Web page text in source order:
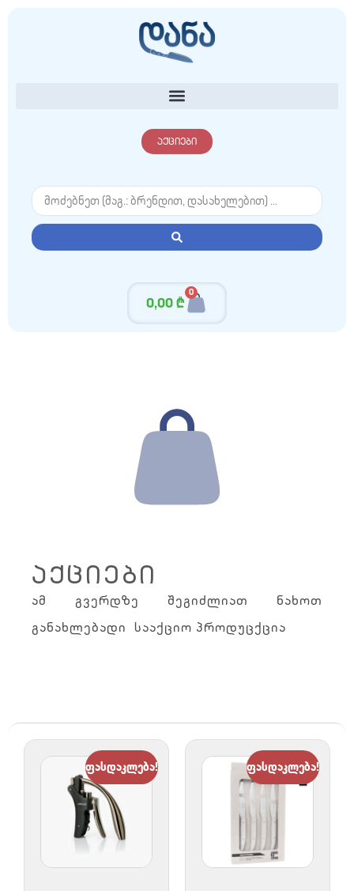
აქციები
0,00 ₾
0
აქციები
ამ გვერდზე შეგიძლიათ ნახოთ
განახლებადი სააქციო პროდუცქცია
ფასდაკლება! ფასდაკლება!